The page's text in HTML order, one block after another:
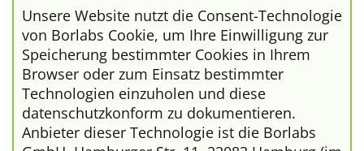
Unsere Website nutzt die Consent-Technologie
von Borlabs Cookie, um Ihre Einwilligung zur
Speicherung bestimmter Cookies in Ihrem
Browser oder zum Einsatz bestimmter
Technologien einzuholen und diese
datenschutzkonform zu dokumentieren.
Anbieter dieser Technologie ist die Borlabs